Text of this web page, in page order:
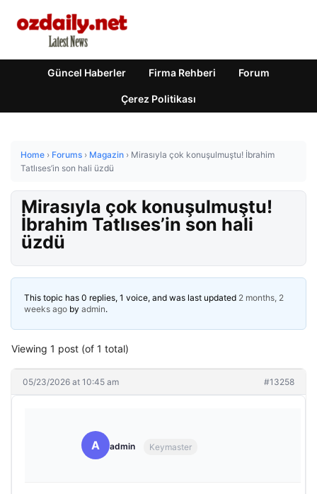
Güncel Haberler Firma Rehberi Forum
Çerez Politikası
Home › Forums › Magazin › Mirasıyla çok konuşulmuştu! İbrahim
Tatlıses’in son hali üzdü
Mirasıyla çok konuşulmuştu!
İbrahim Tatlıses’in son hali
üzdü
This topic has 0 replies, 1 voice, and was last updated 2 months, 2
weeks ago by admin.
Viewing 1 post (of 1 total)
05/23/2026 at 10:45 am #13258
A admin Keymaster